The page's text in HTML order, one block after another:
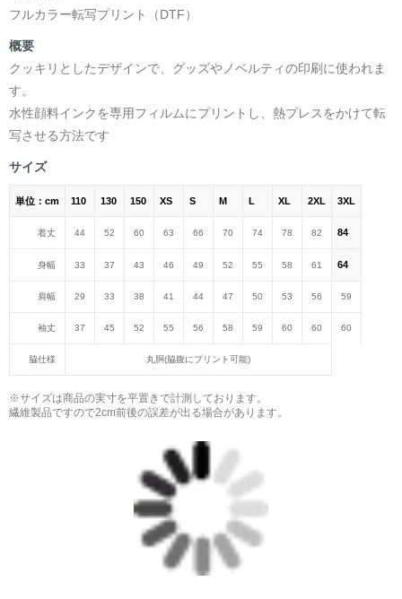
フルカラー転写プリント（DTF）
概要
クッキリとしたデザインで、グッズやノベルティの印刷に使われま
す。
水性顔料インクを専用フィルムにプリントし、熱プレスをかけて転
写させる方法です
サイズ
単位：cm 110 130 150 XS S M L XL 2XL 3XL
着丈 44 52 60 63 66 70 74 78 82 84
身幅 33 37 43 46 49 52 55 58 61 64
肩幅 29 33 38 41 44 47 50 53 56 59
袖丈 37 45 52 55 56 58 59 60 60 60
脇仕様 丸胴(脇腹にプリント可能)
※サイズは商品の実寸を平置きで計測しております。
繊維製品ですので2cm前後の誤差が出る場合があります。